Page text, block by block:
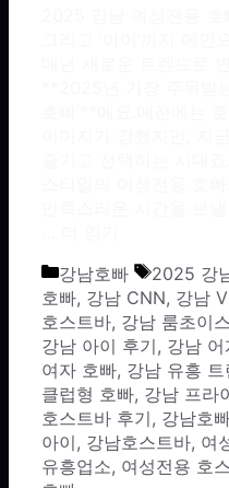
카테고리
강남호빠 태그
2025 강
호빠, 강남 CNN, 강남
호스트바, 강남 룸초이스
강남 아이 후기, 강남 어
여자 호빠, 강남 유흥 트
클럽형 호빠, 강남 프라
호스트바 후기, 강남호
아이, 강남호스트바, 여
유흥업소, 여성전용 호